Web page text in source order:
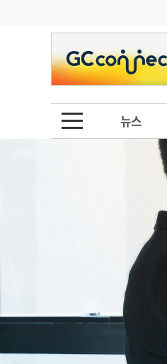
뉴스
오피니언
인물
학회·연수강좌